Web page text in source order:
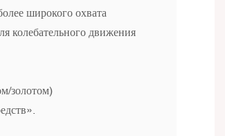
широкого охвата
колебательного движения
золотом)